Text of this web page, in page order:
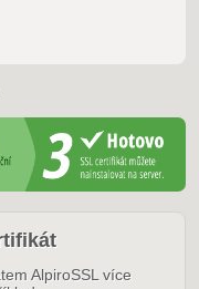
AlpiroSSL více